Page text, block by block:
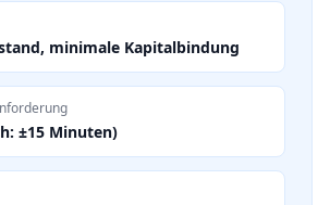
minimale Kapitalbindung
±15 Minuten)